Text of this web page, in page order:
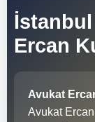
Ercan
Avukat
Avukat